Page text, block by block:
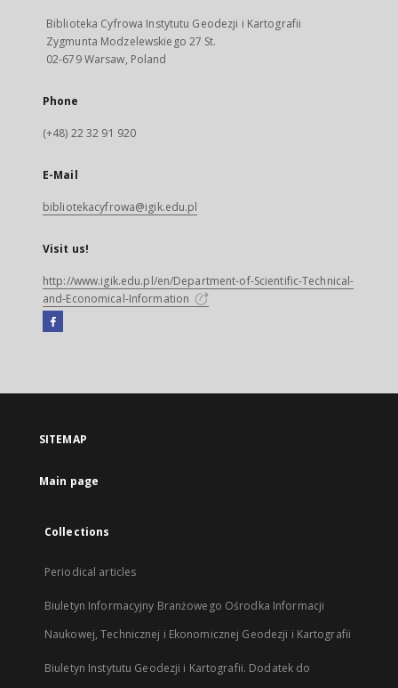
Biblioteka Cyfrowa Instytutu Geodezji i Kartografii
Zygmunta Modzelewskiego 27 St.
02-679 Warsaw, Poland
Phone
(+48) 22 32 91 920
E-Mail
bibliotekacyfrowa@igik.edu.pl
Visit us!
http://www.igik.edu.pl/en/Department-of-Scientific-Technical-
and-Economical-Information
Facebook
open
new
SITEMAP
Main page
Collections
Periodical articles
Biuletyn Informacyjny Branżowego Ośrodka Informacji
Naukowej, Technicznej i Ekonomicznej Geodezji i Kartografii
Biuletyn Instytutu Geodezji i Kartografii. Dodatek do